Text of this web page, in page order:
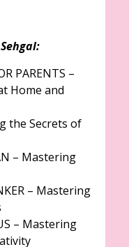
PARENTS –
Home and
the Secrets of
– Mastering
– Mastering
– Mastering